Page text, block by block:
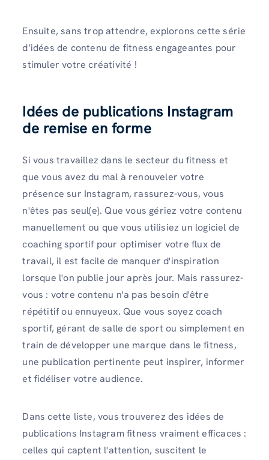
Ensuite, sans trop attendre, explorons cette série
d’idées de contenu de fitness engageantes pour
stimuler votre créativité !
Idées de publications Instagram
de remise en forme
Si vous travaillez dans le secteur du fitness et
que vous avez du mal à renouveler votre
présence sur Instagram, rassurez-vous, vous
n'êtes pas seul(e). Que vous gériez votre contenu
manuellement ou que vous utilisiez un logiciel de
coaching sportif pour optimiser votre flux de
travail, il est facile de manquer d'inspiration
lorsque l'on publie jour après jour. Mais rassurez-
vous : votre contenu n'a pas besoin d'être
répétitif ou ennuyeux. Que vous soyez coach
sportif, gérant de salle de sport ou simplement en
train de développer une marque dans le fitness,
une publication pertinente peut inspirer, informer
et fidéliser votre audience.
Dans cette liste, vous trouverez des idées de
publications Instagram fitness vraiment efficaces :
celles qui captent l'attention, suscitent le